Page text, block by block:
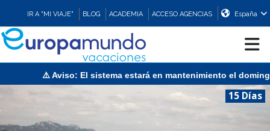
IR A "MI VIAJE" BLOG ACADEMIA ACCESO AGENCIAS España
CRUCEROS
El sistema estará en mantenimiento el domingo 9 de agosto
15 Días